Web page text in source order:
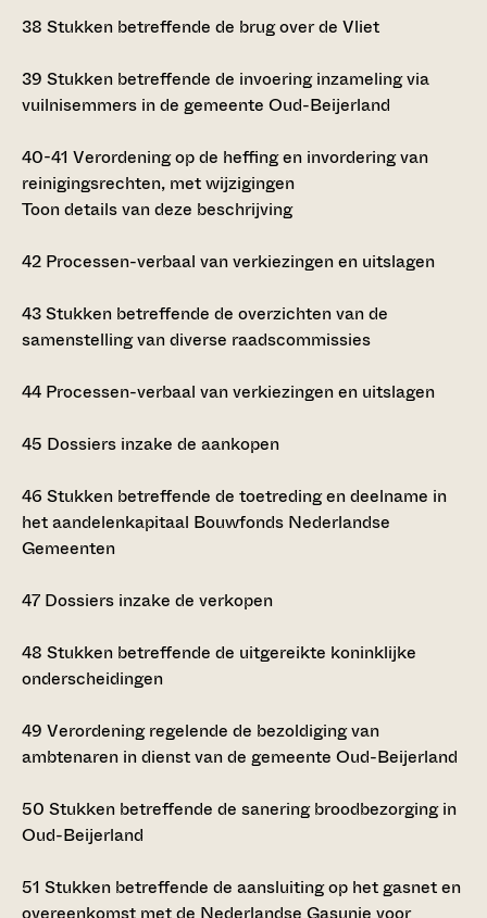
38 Stukken betreffende de brug over de Vliet
39 Stukken betreffende de invoering inzameling via
vuilnisemmers in de gemeente Oud-Beijerland
40-41 Verordening op de heffing en invordering van
reinigingsrechten, met wijzigingen
Toon details van deze beschrijving
42 Processen-verbaal van verkiezingen en uitslagen
43Stukken betreffende de overzichten van de
samenstelling van diverse raadscommissies
44 Processen-verbaal van verkiezingen en uitslagen
45 Dossiers inzake de aankopen
46 Stukken betreffende de toetreding en deelname in
het aandelenkapitaal Bouwfonds Nederlandse
Gemeenten
47 Dossiers inzake de verkopen
48 Stukken betreffende de uitgereikte koninklijke
onderscheidingen
49 Verordening regelende de bezoldiging van
ambtenaren in dienst van de gemeente Oud-Beijerland
50 Stukken betreffende de sanering broodbezorging in
Oud-Beijerland
51 Stukken betreffende de aansluiting op het gasnet en